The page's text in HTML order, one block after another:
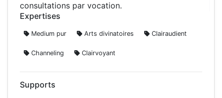
consultations par vocation.
Expertises
Medium pur Arts divinatoires Clairaudient
Channeling Clairvoyant
Supports